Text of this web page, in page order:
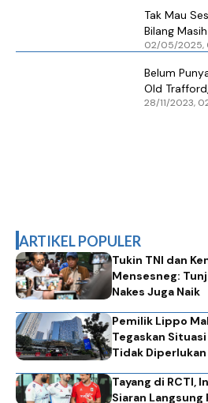
Tak Mau
Bilang
Trafford
02/05/2025,
Belum
Old
Arab Saudi
28/11/2023,
ARTIKEL POPULER
Tukin TNI dan
Mensesneg:
Nakes Juga Naik
Pemilik Lippo
Tegaskan Situasi
Tidak Diperlukan
Tayang di RCTI,
Siaran Langsung